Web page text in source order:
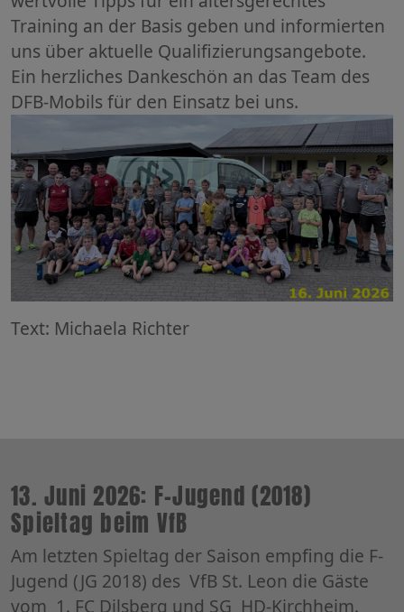
Training an der Basis geben und informierten
uns über aktuelle Qualifizierungsangebote.
Ein herzliches Dankeschön an das Team des
DFB-Mobils für den Einsatz bei uns.
Text: Michaela Richter
13. Juni 2026: F-Jugend (2018)
Spieltag beim VfB
Am letzten Spieltag der Saison empfing die F-
Jugend (JG 2018) des VfB St. Leon die Gäste
vom 1. FC Dilsberg und SG HD-Kirchheim.